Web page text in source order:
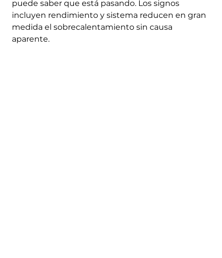
puede saber que está pasando. Los signos
incluyen rendimiento y sistema reducen en gran
medida el sobrecalentamiento sin causa
aparente.